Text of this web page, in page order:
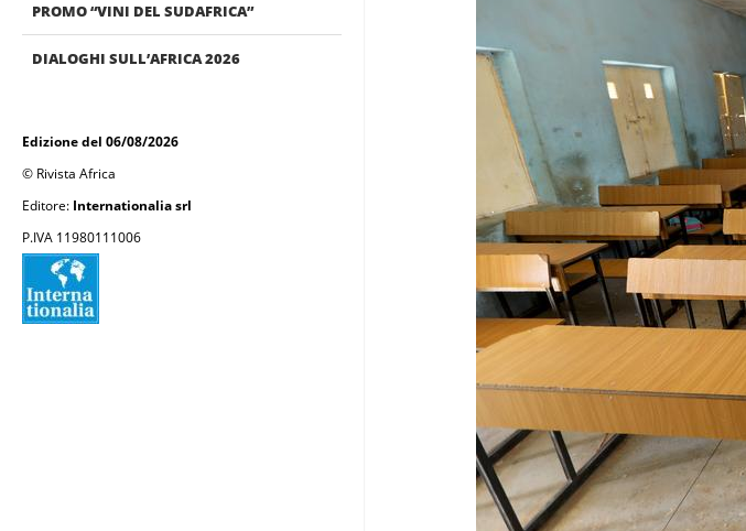
PROMO “VINI DEL SUDAFRICA”
DIALOGHI SULL’AFRICA 2026
Edizione del 06/08/2026
© Rivista Africa
Editore: Internationalia srl
P.IVA 11980111006